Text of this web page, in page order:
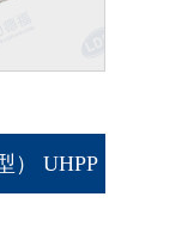
） UHPP